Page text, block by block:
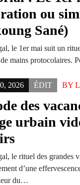
ou
Sané)
le 1er mai suit un
mains protocolaires.
2026 ÉDIT BY
des
urbain
le rituel des grandes
d’une
du…